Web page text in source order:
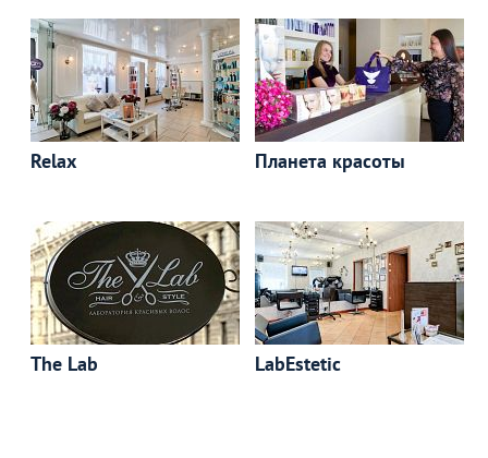
Relax Планета красоты
The Lab LabEstetic